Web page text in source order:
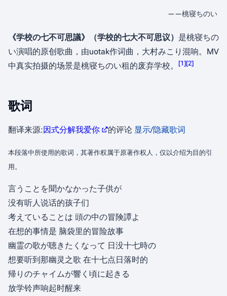
——桃寝ちのい
《学校の七不可思議》（学校的七大不可思议） 是桃寝ちの
い演唱的原创歌曲，由uotak作词曲，大村みこり混响。MV
中真实拍摄的场景是桃寝ちのい租的废弃学校。
[1][2]
歌词
翻译来源:因式分解我爱你 的评论 显示/隐藏歌词
本段落中所使用的歌词，其著作权属于原著作权人，仅以介绍为目的引
用。
言うことを聞かなかった子供が
没有听人说话的孩子们
考えていることは 頭の中の冒険譚よ
在想的事情是 脑袋里的冒险故事
幽霊の歌が聴きたくなって 日没十七時の
想要听到那幽灵之歌 在十七点日落时的
帰りのチャイムが響く頃に起きる
放学铃声响起时醒来